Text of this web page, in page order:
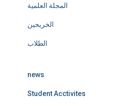
المجلة العلمية
الخريجين
الطلاب
news
Student Acctivites